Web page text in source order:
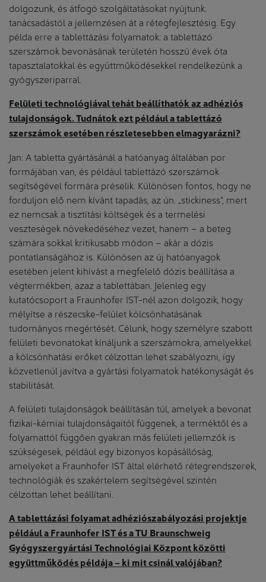
dolgozunk, és átfogó szolgáltatásokat nyújtunk:
tanácsadástól a jellemzésen át a rétegfejlesztésig. Egy
példa erre a tablettázási folyamatok: a tablettázó
szerszámok bevonásának területén hosszú évek óta
tapasztalatokkal és együttműködésekkel rendelkezünk a
gyógyszeriparral.
Felületi technológiával tehát beállíthatók az adhéziós
tulajdonságok. Tudnátok ezt például a tablettázó
szerszámok esetében részletesebben elmagyarázni?
Jan: A tabletta gyártásánál a hatóanyag általában por
formájában van, és például tablettázó szerszámok
segítségével formára préselik. Különösen fontos, hogy ne
forduljon elő nem kívánt tapadás, az ún. „stickiness”, mert
ez nemcsak a tisztítási költségek és a termelési
veszteségek növekedéséhez vezet, hanem – a beteg
számára sokkal kritikusabb módon – akár a dózis
pontatlanságához is. Különösen az új hatóanyagok
esetében jelent kihívást a megfelelő dózis beállítása a
végtermékben, azaz a tablettában. Jelenleg egy
kutatócsoport a Fraunhofer IST-nél azon dolgozik, hogy
mélyítse a részecske-felület kölcsönhatásának
tudományos megértését. Célunk, hogy személyre szabott
felületi bevonatokat kínáljunk a szerszámokra, amelyekkel
a kölcsönhatási erőket célzottan lehet szabályozni, így
közvetlenül javítva a gyártási folyamatok hatékonyságát és
stabilitását.
A felületi tulajdonságok beállításán túl, amelyek a bevonat
fizikai-kémiai tulajdonságaitól függenek, a terméktől és a
folyamattól függően gyakran más felületi jellemzők is
szükségesek, például egy bizonyos kopásállóság,
amelyeket a Fraunhofer IST által elérhető rétegrendszerek,
technológiák és szakértelem segítségével szintén
célzottan lehet beállítani.
A tablettázási folyamat adhéziószabályozási projektje
például a Fraunhofer IST és a TU Braunschweig
Gyógyszergyártási Technológiai Központ közötti
együttműködés példája – ki mit csinál valójában?